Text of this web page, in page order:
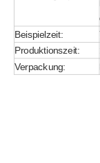
Beispielzeit:
Produktionszeit:
Verpackung: